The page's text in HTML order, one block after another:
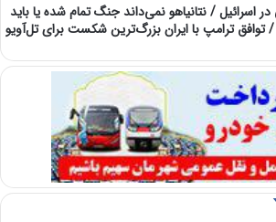
اسرائیل / نتانیاهو نمی‌داند جنگ تمام شده یا باید
/ توافق ترامپ با ایران بزرگ‌ترین شکست برای تل‌آویو